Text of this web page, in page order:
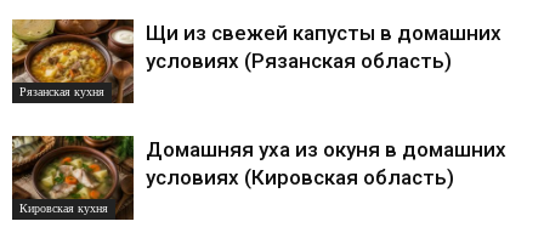
Рязанская кухня
Щи из свежей капусты в домашних
условиях (Рязанская область)
Кировская кухня
Домашняя уха из окуня в домашних
условиях (Кировская область)